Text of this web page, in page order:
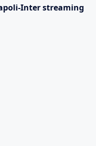
Inter streaming